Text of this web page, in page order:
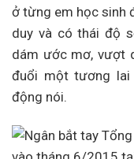
ở từng em học sinh
duy và có thái độ
dám ước mơ, vượt
đuổi một tương lai
động nói.